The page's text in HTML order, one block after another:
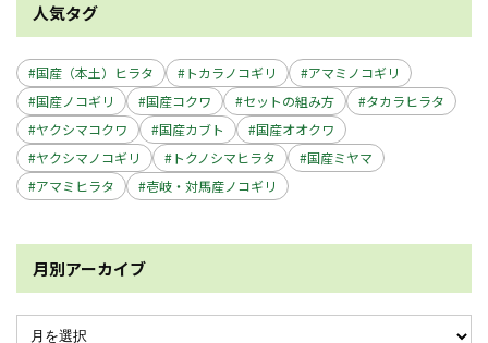
人気タグ
国産（本土）ヒラタ トカラノコギリ
アマミノコギリ
国産ノコギリ
国産コクワ セットの組み方
タカラヒラタ
ヤクシマコクワ
国産カブト
国産オオクワ
ヤクシマノコギリ
トクノシマヒラタ
国産ミヤマ
アマミヒラタ
壱岐・対馬産ノコギリ
月別アーカイブ